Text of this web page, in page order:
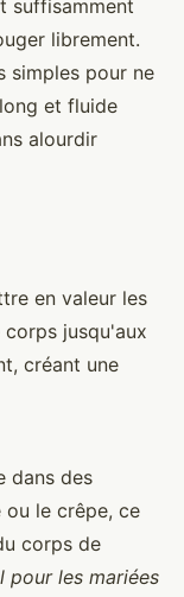
suffisamment
librement.
simples pour ne
et fluide
alourdir
en valeur les
jusqu'aux
créant une
dans des
le crêpe, ce
corps de
pour les mariées